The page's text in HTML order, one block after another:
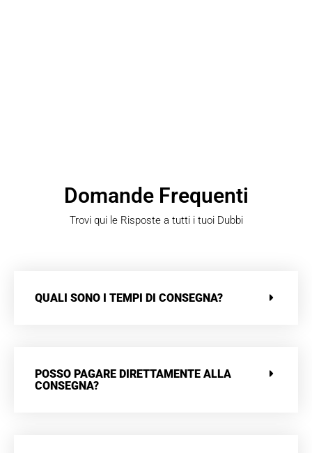
Domande Frequenti
Trovi qui le Risposte a tutti i tuoi Dubbi
QUALI SONO I TEMPI DI CONSEGNA?
POSSO PAGARE DIRETTAMENTE ALLA
CONSEGNA?